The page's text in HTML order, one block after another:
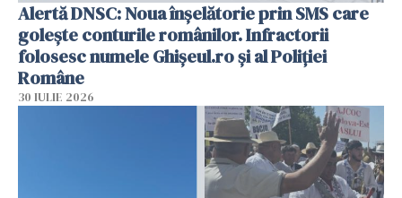
Alertă DNSC: Noua înșelătorie prin SMS care
golește conturile românilor. Infractorii
folosesc numele Ghișeul.ro și al Poliției
Române
30 IULIE 2026